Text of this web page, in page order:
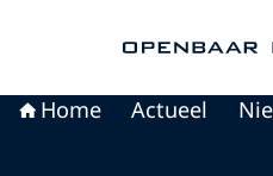
Home Actueel